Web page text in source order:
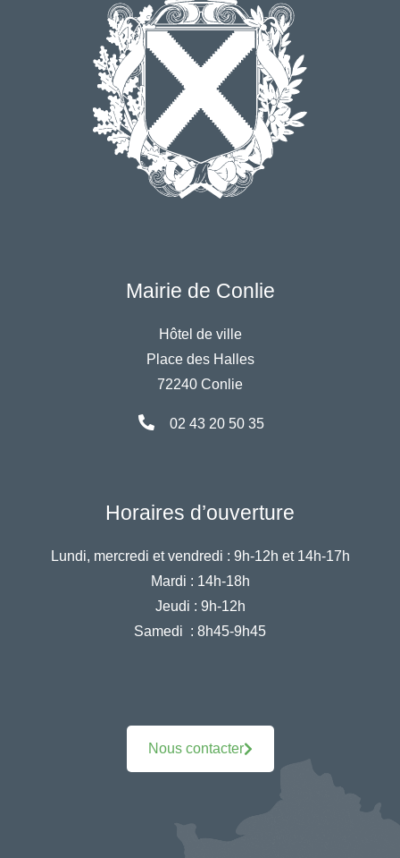
Mairie de Conlie
Hôtel de ville
Place des Halles
72240 Conlie
02 43 20 50 35
Horaires d’ouverture
Lundi, mercredi et vendredi : 9h-12h et 14h-17h
Mardi : 14h-18h
Jeudi : 9h-12h
Samedi : 8h45-9h45
Nous contacter